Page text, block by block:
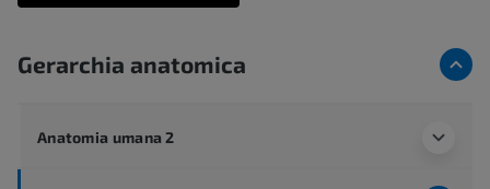
Gerarchia anatomica
Anatomia umana 2